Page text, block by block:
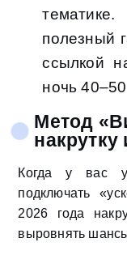
полезный
ссылкой
ночь
Метод
Когда у вас
подключать
2026 года
выровнять